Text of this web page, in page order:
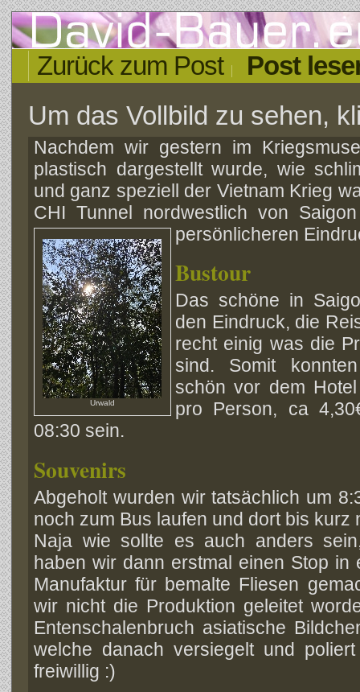
Zurück zum Post
Post
Um das Vollbild zu sehen,
Nachdem wir gestern im
plastisch dargestellt wurde, wie
und ganz speziell der Vietnam Krieg
CHI Tunnel nordwestlich von
persönlicheren
Urwald
Bustour
Das schöne in
den Eindruck, die
recht einig was die
sind. Somit
schön vor dem
pro Person, ca
08:30 sein.
Souvenirs
Abgeholt wurden wir tatsächlich um
noch zum Bus laufen und dort bis kurz
Naja wie sollte es auch anders
haben wir dann erstmal einen Stop in
Manufaktur für bemalte Fliesen
wir nicht die Produktion geleitet
Entenschalenbruch asiatische
welche danach versiegelt und
freiwillig :)